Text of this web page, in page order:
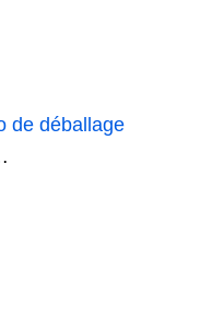
de déballage